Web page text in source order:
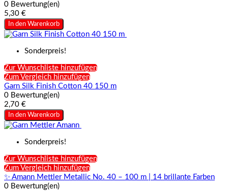
0 Bewertung(en)
5,30 €
In den Warenkorb
Sonderpreis!
Zur Wunschliste hinzufügen
Zum Vergleich hinzufügen
Garn Silk Finish Cotton 40 150 m
0 Bewertung(en)
2,70 €
In den Warenkorb
Sonderpreis!
Zur Wunschliste hinzufügen
Zum Vergleich hinzufügen
✨ Amann Mettler Metallic No. 40 – 100 m | 14 brillante Farben
0 Bewertung(en)